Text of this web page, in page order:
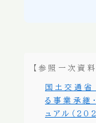
【参照一次資料
国土交通省
る事業承継
ュアル（